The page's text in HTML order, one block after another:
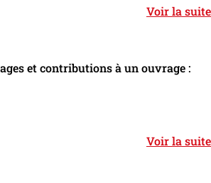
Voir la suite
et contributions à un ouvrage :
Voir la suite